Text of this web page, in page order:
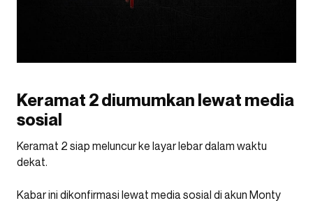
Keramat 2 diumumkan lewat media
sosial
Keramat 2 siap meluncur ke layar lebar dalam waktu
dekat.
Kabar ini dikonfirmasi lewat media sosial di akun Monty